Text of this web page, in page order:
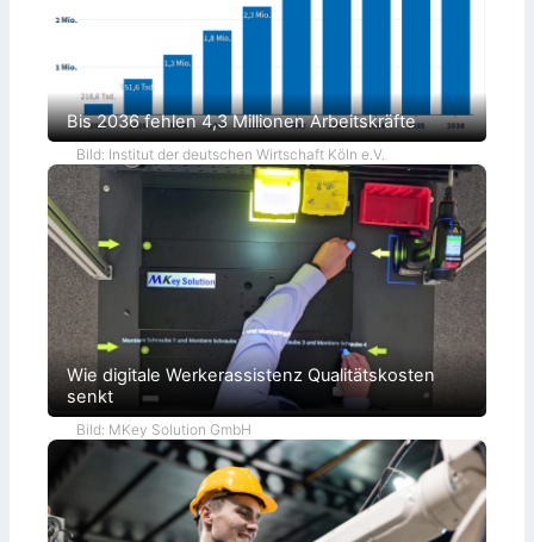
Bis 2036 fehlen 4,3 Millionen Arbeitskräfte
Bild: Institut der deutschen Wirtschaft Köln e.V.
Wie digitale Werkerassistenz Qualitätskosten
senkt
Bild: MKey Solution GmbH